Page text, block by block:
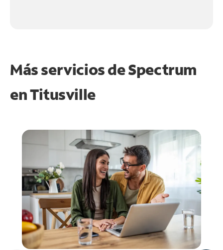
Más servicios de Spectrum
enTitusville